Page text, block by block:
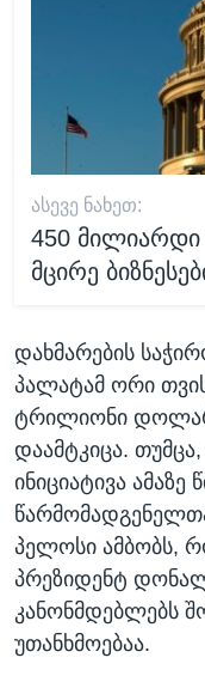
ᲐᲡᲔᲕᲔ ᲜᲐᲮᲔᲗ:
450 მილიარდი
მცირე
დახმარების
პალატამ ორი
ტრილიონი
დაამტკიცა.
ინიციატივა ამაზე
პელოსი ამბობს,
პრეზიდენტ
კანონმდებლებს
უთანხმოებაა.